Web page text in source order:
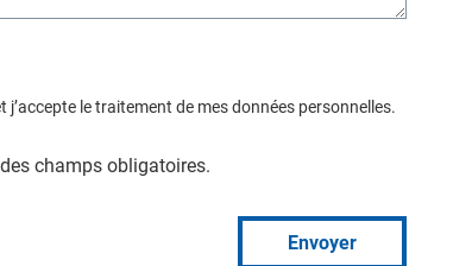
j’accepte le traitement de mes données personnelles.
champs obligatoires.